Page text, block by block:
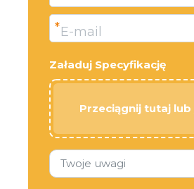
E-mail
*
Załaduj Specyfikację
Przeciągnij tutaj lub
Twoje uwagi